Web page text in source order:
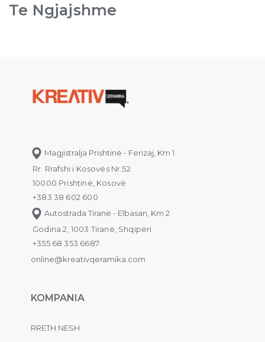
Te Ngjajshme
Magjistralja Prishtinë - Ferizaj, Km 1
Rr. Rrafshi i Kosovës Nr.52
10000 Prishtinë, Kosovë
+383 38 602 600
Autostrada Tiranë - Elbasan, Km 2
Godina 2, 1003 Tiranë, Shqipëri
+355 68 353 6687
online@kreativqeramika.com
KOMPANIA
RRETH NESH